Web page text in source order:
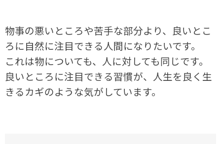
物事の悪いところや苦手な部分より、良いとこ
ろに自然に注目できる人間になりたいです。
これは物についても、人に対しても同じです。
良いところに注目できる習慣が、人生を良く生
きるカギのような気がしています。